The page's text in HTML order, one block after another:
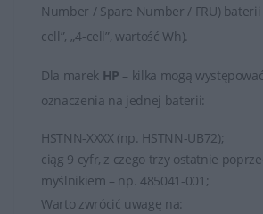
Number / Spare Number / FRU)
cell”, „4-cell”, wartość Wh).
Dla marek HP – kilka mogą
oznaczenia na jednej baterii:
HSTNN-XXXX (np. HSTNN-UB72);
ciąg 9 cyfr, z czego trzy ostatnie
myślnikiem – np. 485041-001;
Warto zwrócić uwagę na: